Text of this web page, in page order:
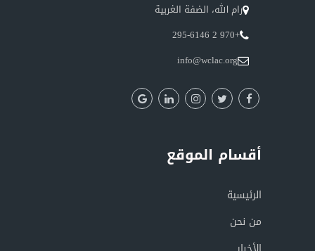
رام الله، الضفة الغربية
+970 2 295-6146
info@wclac.org
أقسام الموقع
الرئيسية
من نحن